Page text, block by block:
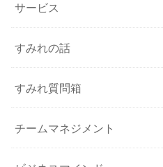
サービス
すみれの話
すみれ質問箱
チームマネジメント